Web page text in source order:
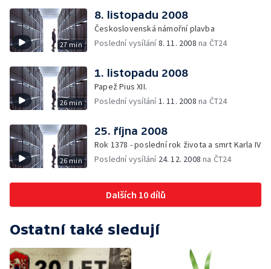
27 min
8. listopadu 2008
Československá námořní plavba
Poslední vysílání8. 11. 2008 na ČT24
26 min
1. listopadu 2008
Papež Pius XII.
Poslední vysílání1. 11. 2008 na ČT24
26 min
25. října 2008
Rok 1378 - poslední rok života a smrt Karla IV
Poslední vysílání 24. 12. 2008 na ČT24
Dalších 10 dílů
Ostatní také sledují